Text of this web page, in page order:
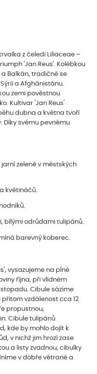
z čeledi Liliaceae –
'Jan Reus'. Kolébkou
Balkán, tradičně se
a Afghánistánu.
zemi pověstnou
Kultivar 'Jan Reus'
dubna a května tvoří
Díky svému pevnému
zeleně v městských
květináčů.
bílými odrůdami tulipánů.
barevný koberec.
vysazujeme na plné
října, při vlídném
Cibule sázíme
přitom vzdálenost cca 12
propustnou,
Cibule tulipánů
kde by mohlo dojít k
v nichž jim hrozí zase
a listy zvadnou, cibulky
v dobře větrané a